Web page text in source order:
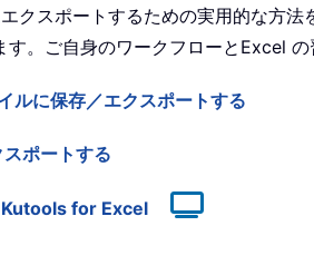
スポートするための実用的な方
。ご自身のワークフローとExcel の
ルに保存／エクスポートする
ポートする
Kutools for Excel